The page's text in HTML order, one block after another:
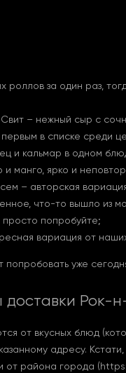
роллов за один раз,
– нежный сыр с
в списке среди
и кальмар в одном
манго, ярко и
– авторская
что-то вышло из
просто попробуйте;
вариация от
попробовать уже
доставки Рок-
от вкусных блюд
адресу.
от района города (